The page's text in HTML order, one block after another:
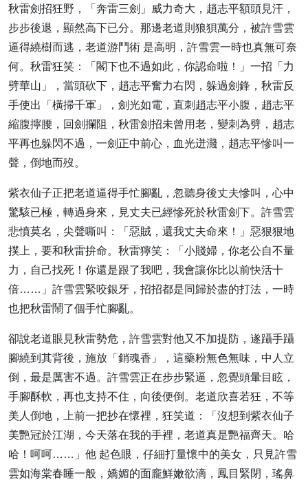
秋雷劍招狂野，「奔雷三劍」威力奇大，趙志平額頭見汗，
步步後退，顯然高下已分。那邊老道則狼狽萬分，被許雪雲
逼得繞樹而逃，老道游鬥術 是高明，許雪雲一時也真無可奈
何。秋雷狂笑：「閣下也不過如此，你認命啦！」一招「力
劈華山」，當頭砍下，趙志平奮力右閃，躲過劍鋒，秋雷反
手使出「橫掃千軍」，劍光如電，直刺趙志平小腹，趙志平
縮腹擰腰，回劍攔阻，秋雷劍招未曾用老，變刺為劈，趙志
平再也躲閃不過，一劍正中前心，血光迸濺，趙志平慘叫一
聲，倒地而歿。
紫衣仙子正把老道逼得手忙腳亂，忽聽身後丈夫慘叫，心中
驚駭已極，轉過身來，見丈夫已經慘死於秋雷劍下。許雪雲
悲憤莫名，尖聲嘶叫：「惡賊，還我丈夫命來！」惡狠狠地
撲上，要和秋雷拚命。秋雷獰笑：「小賤婦，你老公自不量
力，自己找死！你還是跟了我吧，我會讓你比以前快活十
倍……」許雪雲緊咬銀牙，招招都是同歸於盡的打法，一時
也把秋雷鬧了個手忙腳亂。
卻說老道眼見秋雷勢危，許雪雲對他又不加提防，遂躡手躡
腳繞到其背後，施放「銷魂香」，這藥粉無色無味，中人立
倒，最是厲害不過。許雪雲正在步步緊逼，忽覺頭暈目眩，
手腳酥軟，再也支持不住，向後便倒。老道欣喜若狂，不等
美人倒地，上前一把抄在懷裡，狂笑道：「沒想到紫衣仙子
美艷冠於江湖，今天落在我的手裡，老道真是艷福齊天。哈
哈！呵呵……」他 起色眼，仔細打量懷中的美女，只見許雪
雲如海棠春睡一般，嬌媚的面龐鮮嫩欲滴，鳳目緊閉，瑤鼻